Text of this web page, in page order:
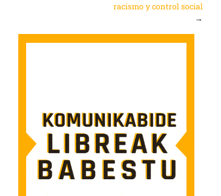
racismo y control social
→